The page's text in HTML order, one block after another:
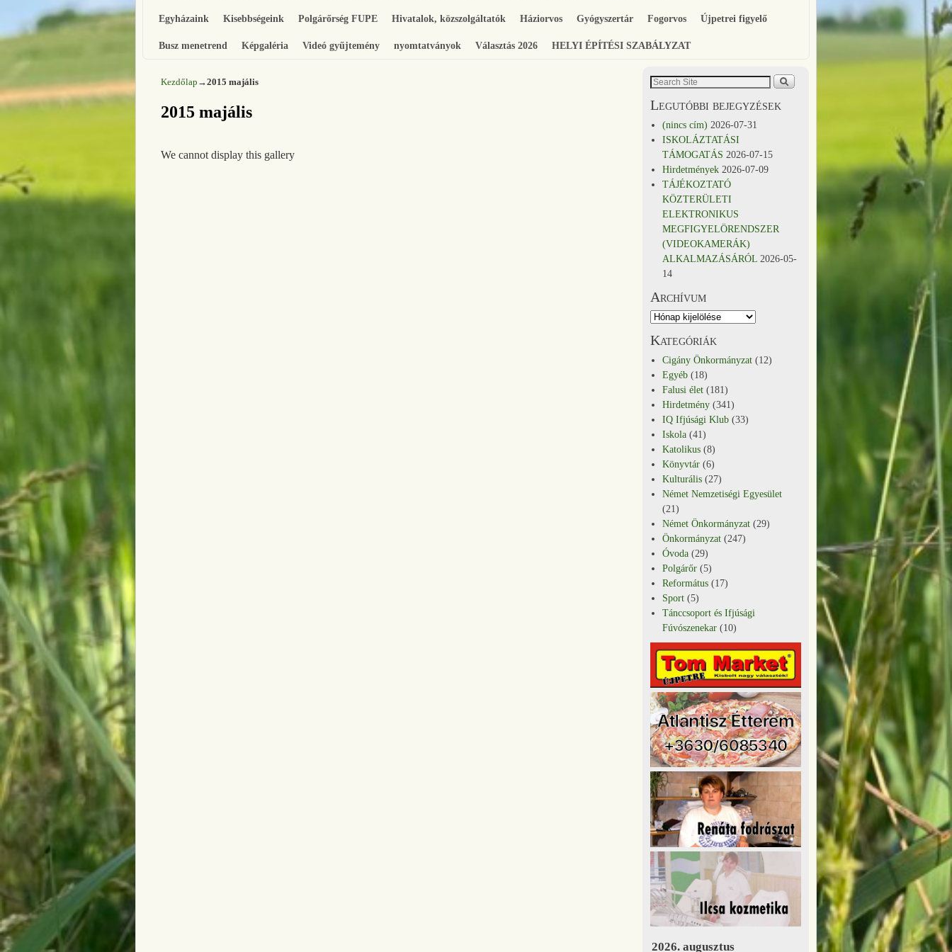
Egyházaink Kisebbségeink Polgárőrség FUPE Hivatalok, közszolgáltatók Háziorvos Gyógyszertár Fogorvos Újpetrei figyelő
Busz menetrend Képgaléria Videó gyűjtemény nyomtatványok Választás 2026 HELYI ÉPÍTÉSI SZABÁLYZAT
Kezdőlap →2015 majális
2015 majális
We cannot display this gallery
Legutóbbi bejegyzések
(nincs cím) 2026-07-31
ISKOLÁZTATÁSI
TÁMOGATÁS 2026-07-15
Hirdetmények 2026-07-09
TÁJÉKOZTATÓ
KÖZTERÜLETI
ELEKTRONIKUS
MEGFIGYELÖRENDSZER
(VIDEOKAMERÁK)
ALKALMAZÁSÁRÓL 2026-05-
14
Archívum
Kategóriák
Cigány Önkormányzat (12)
Egyéb (18)
Falusi élet (181)
Hirdetmény (341)
IQ Ifjúsági Klub (33)
Iskola (41)
Katolikus (8)
Könyvtár (6)
Kulturális (27)
Német Nemzetiségi Egyesület
(21)
Német Önkormányzat (29)
Önkormányzat (247)
Óvoda (29)
Polgárőr (5)
Református (17)
Sport (5)
Tánccsoport és Ifjúsági
Fúvószenekar (10)
2026. augusztus